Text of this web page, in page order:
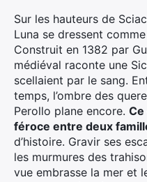
Sur les hauteurs de
Luna se dressent
Construit en 1382 par
médiéval raconte une
scellaient par le sang.
temps, l’ombre des
Perollo plane encore. Ce
féroce entre deux
d’histoire. Gravir ses
les murmures des
vue embrasse la mer et